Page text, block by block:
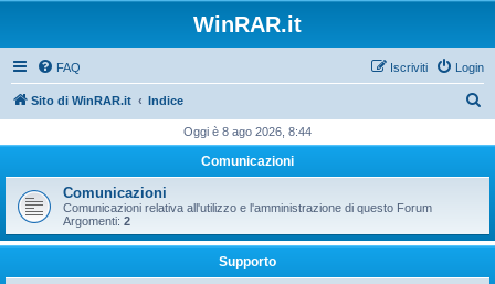
WinRAR.it
FAQ Login
Iscriviti
Sito di WinRAR.it Indice
c
Oggi è 8 ago 2026, 8:44
Comunicazioni
Comunicazioni
Comunicazioni relativa all'utilizzo e l'amministrazione di questo Forum
Argomenti: 2
Supporto